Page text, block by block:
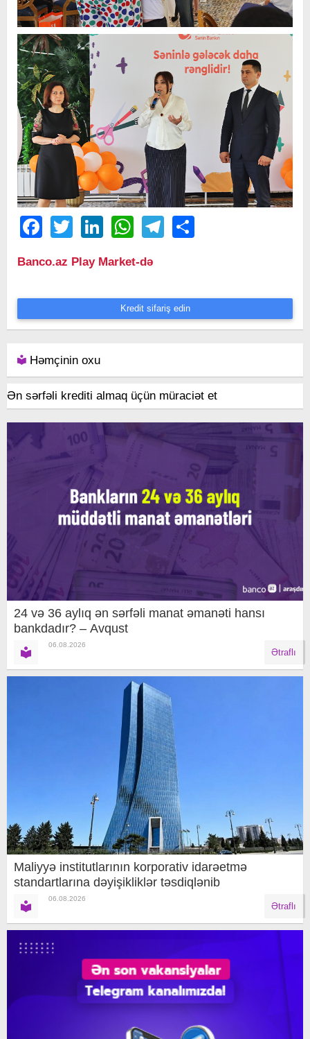
FacebookTwitter LinkedIn WhatsAppTelegram
Banco.az Play Market-də
Kredit sifariş edin
Həmçinin oxu
Ən sərfəli krediti almaq üçün müraciət et
24 və 36 aylıq ən sərfəli manat əmanəti hansı
bankdadır? – Avqust
06.08.2026
Ətraflı
Maliyyə institutlarının korporativ idarəetmə
standartlarına dəyişikliklər təsdiqlənib
06.08.2026
Ətraflı